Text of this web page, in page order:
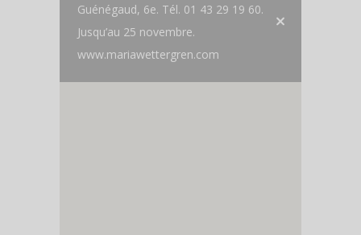
Guénégaud, 6e. Tél. 01 43 29 19 60.
Jusqu’au 25 novembre.
www.mariawettergren.com